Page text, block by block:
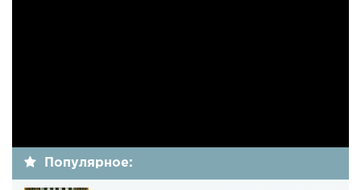
Популярное: